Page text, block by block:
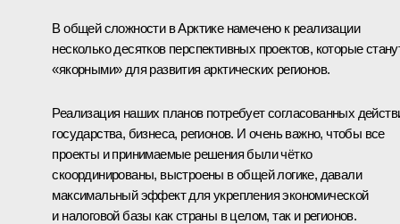
В общей сложности в Арктике намечено к реализации
несколько десятков перспективных проектов, которые
«якорными» для развития арктических регионов.
Реализация наших планов потребует согласованных
государства, бизнеса, регионов. И очень важно, чтобы все
проекты и принимаемые решения были чётко
скоординированы, выстроены в общей логике, давали
максимальный эффект для укрепления экономической
и налоговой базы как страны в целом, так и регионов.